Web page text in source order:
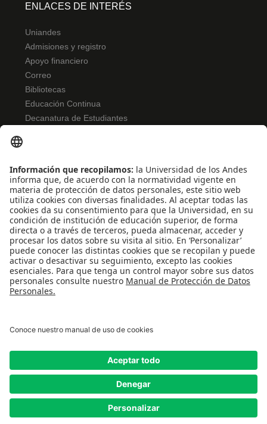
ENLACES DE INTERÉS
Uniandes
Admisiones y registro
Apoyo financiero
Correo
Bibliotecas
Educación Continua
Decanatura de Estudiantes
NORMATIVIDAD
Reglamento de estudiantes
Bienestar
Uso de datos Personales
Convivencia y transparencia
Emergencias: Extensión 0000
Reconocimiento como Universidad: Decreto 1297 del 30 de mayo de 1964.
Reconocimiento personería jurídica: Resolución 28 del 23 de febrero de 1949